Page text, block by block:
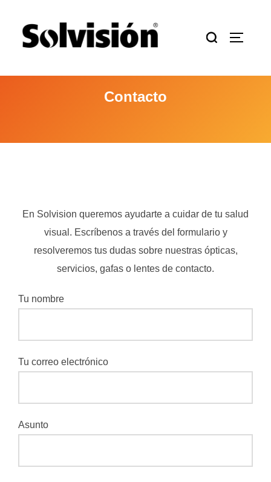
contenido
Buscar:
Contacto
En Solvision queremos ayudarte a cuidar de tu salud
visual. Escríbenos a través del formulario y
resolveremos tus dudas sobre nuestras ópticas,
servicios, gafas o lentes de contacto.
Tu nombre
Tu correo electrónico
Asunto